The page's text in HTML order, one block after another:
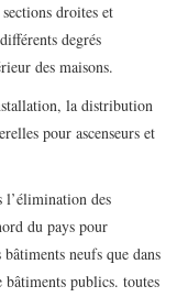
droites et
degrés
des maisons.
la distribution
pour ascenseurs et
l’élimination des
du pays pour
neufs que dans
publics. toutes